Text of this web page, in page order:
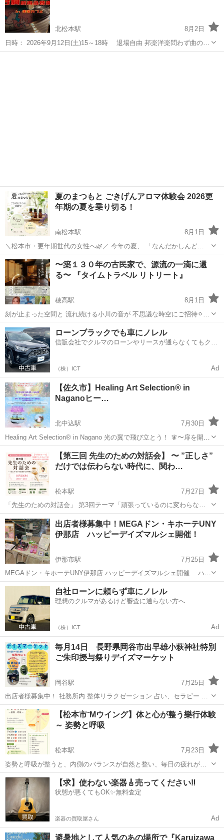
す。 その場にいるだけでも大丈...
北松本駅
8月2日
日時： 2026年9月12日(土)15～18時 退場自由 邦楽洋楽問わず曲の冒
頭や間奏や終盤部分などに台詞が入った曲、曲間のおしゃべり（ナレ
夏のまつもと ごきげんアロマ体験会 2026更
年期の夏を乗り切る！
南松本駅
8月1日
＼松本市・更年期世代の女性へ🌿／ 今年の夏、 「なんだかしんど
い…」 そんな日が増えていませんか？ ✔ ホットフラッシュ ✔ イライ
ラ ✔ 寝つけない ✔ 疲れが抜けない そんな毎日に、 香りで...
長野 松本市 南松本駅 ワークショップ 体験会
〜築１３０年の古民家で、源流の一滴に還
る〜 『タイムトラベル リトリート』
穂高駅
8月1日
刻が止まった空間と 流れ続ける小川の音が 不思議な時空にご招待⚪︎
こちらの3名がお出迎えします 🪽 ○ハンドパン演奏 （ハンドパン奏者
Mizu） ○インスタレーション＆アート展示 （アーティスト ...
長野 安曇野市 穂高駅 ワークショップ
ローンブラックでも車にノレル
信販会社でクルマのローンやリースが通らなくてもクル
（株）ICT Ad
【佐久市】Healing Art Selection® in
Naganoヒー…
北中込駅
7月30日
Healing Art Selection® in Nagano 光の翼で飛び立とう！ 🧚〜扉を開
き、新しいステージへ〜 2026年 8月23日(日) 10:30〜16:00 佐久市市民
創練センター 音楽室１ 入場無料 ...
北中込駅 ワークショップ ヒーリング
【第三回 先生のための対話会】 〜 ”正しさ”
だけでは伝わらない時代に、関わ…
松本駅
7月27日
「先生のための対話会」 第3回テーマ「頑張っているのに変わらな
い」 その課題、本当に"技術"で解決できますか？ 教育現場では、 新し
い教材を使う。 研修を受ける。 ICTを導入する。 そんな"改...
長野 松本市 松本駅 ワークショップ 英語教育
出店者様募集中！MEGAドン・キホーテUNY
伊那店 ハッピーデイズマルシェ開催！
伊那市駅
7月25日
MEGAドン・キホーテUNY伊那店 ハッピーデイズマルシェ開催 ハン
ドメイド雑貨、占い、リラクゼーションなど 飲食は不可 毎月第3土
日開催✨ 10:00-17:00の間 室内 出店料 1500円 駐車場 無料 テー...
長野 上伊那郡 ワークショップ
自社ローンに頼らず車にノレル
理想のクルマがあるけど審査に通らない方へ
（株）ICT Ad
毎月14日 長野県岡谷市出早雄小萩神社特別
ご朱印授与祭りデイズマーケット
岡谷駅
7月25日
出店者様募集中！ 社務所内 整体リラクゼーション 占い、セラピー ハ
ンドメイド雑貨販売 🔷日時 2026年毎月14日 10:00～15:00 🔷場所 出早
雄小萩神社 〒394-0089 長野県岡谷市長地出早２丁目２−２...
長野 岡谷市 岡谷駅 ワークショップ 神社
【松本市⁻Mウイング】体と心が整う樂行体験
～ 姿勢と呼吸
松本駅
7月23日
姿勢と呼吸が整うと、内側のバランスが自然と整い、毎日の疲れがふ
っと軽くなります。 働く女性にもおすすめの、地元で気軽に参加でき
る心身調律ワークです。 こんな方にオススメ □眠れない □胃腸が弱い
□感情コントロ...
長野 松本市 松本駅 ワークショップ 会場
【求】使わない楽器🎸売ってください‼️
状態が悪くてもOK✨無料査定
楽器の買取屋さん Ad
避暑地として人気のあの場所で『Karuizawa